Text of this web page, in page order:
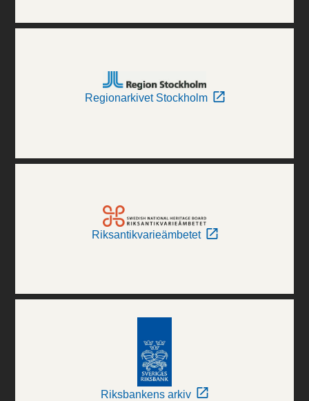
Regionarkivet Stockholm
Riksantikvarieämbetet
Riksbankens arkiv